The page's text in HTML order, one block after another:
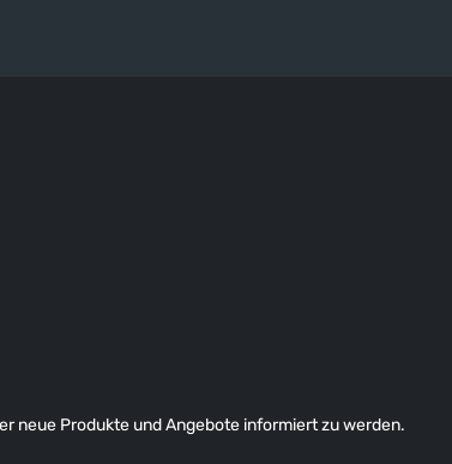
neue Produkte und Angebote informiert zu werden.